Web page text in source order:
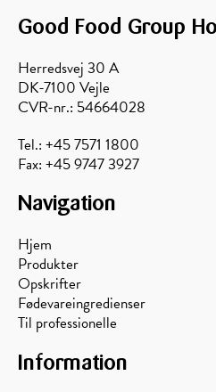
Good Food Group
Herredsvej 30 A
DK-7100 Vejle
CVR-nr.: 54664028
Tel.: +45 7571 1800
Fax: +45 9747 3927
Navigation
Hjem
Produkter
Opskrifter
Fødevareingredienser
Til professionelle
Information